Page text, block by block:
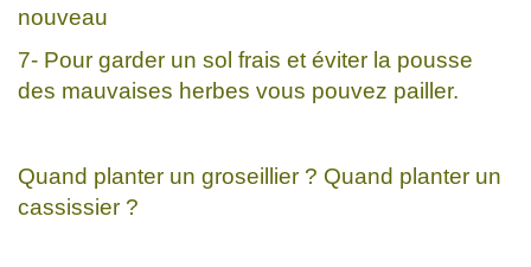
nouveau
7- Pour garder un sol frais et éviter la pousse
des mauvaises herbes vous pouvez pailler.
Quand planter un groseillier ? Quand planter un
cassissier ?